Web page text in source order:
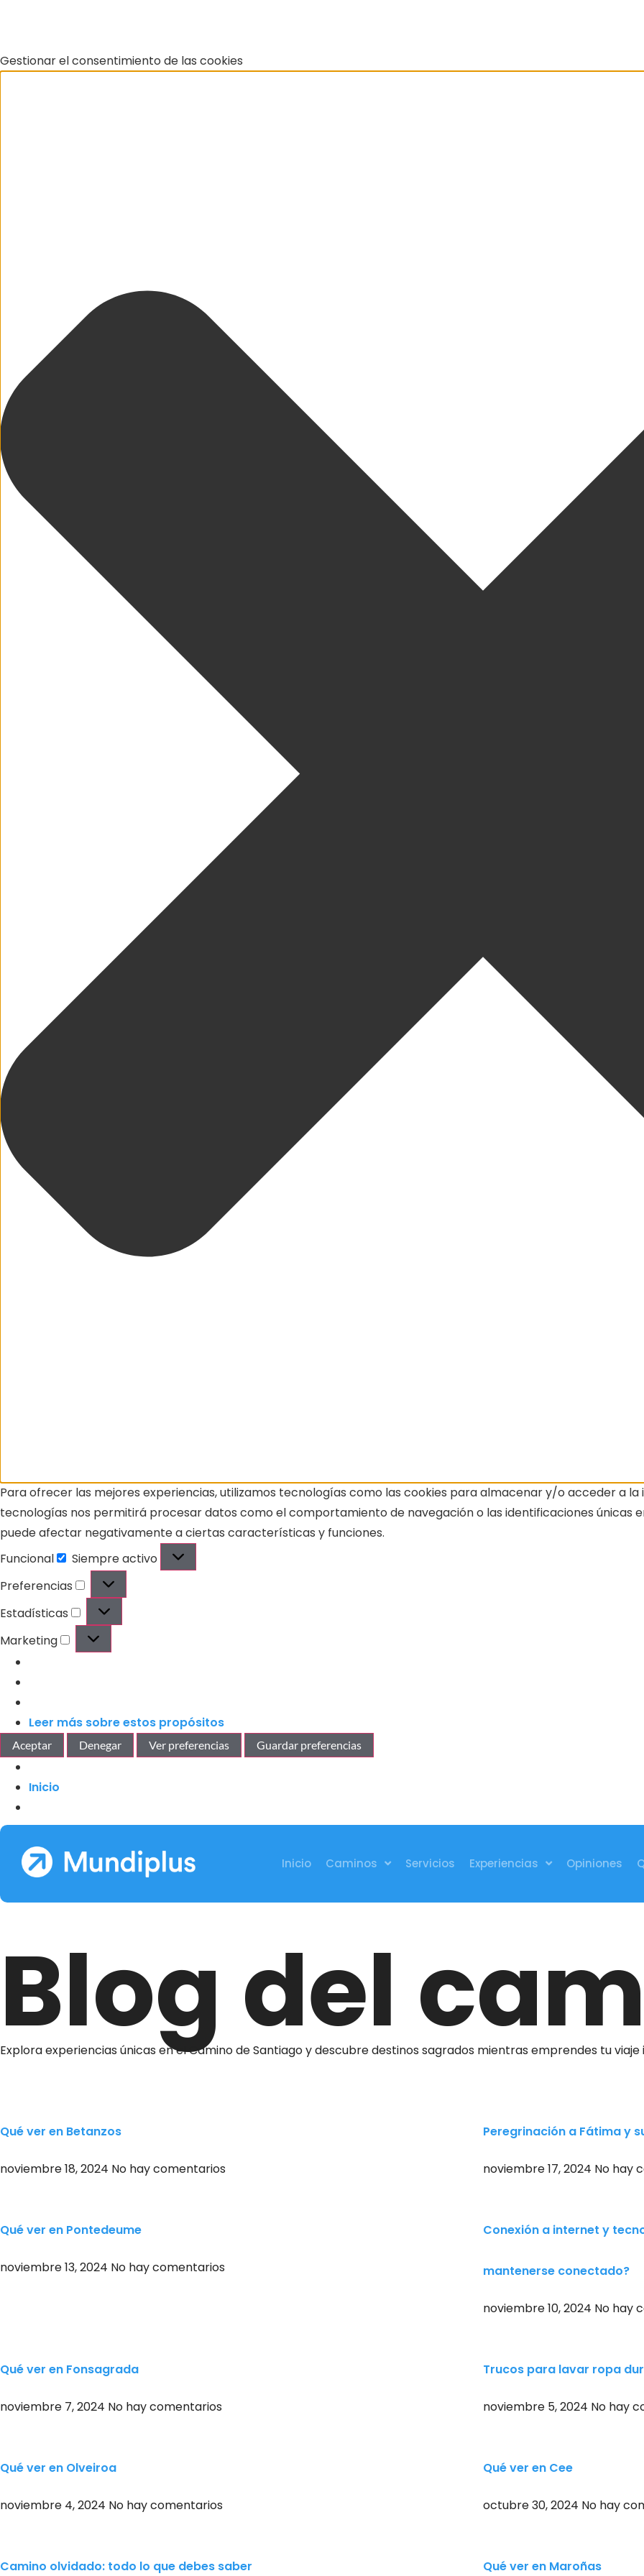
Gestionar el consentimiento de las cookies
Para ofrecer las mejores experiencias, utilizamos tecnologías como las cookies para almacenar y/o acceder a
tecnologías nos permitirá procesar datos como el comportamiento de navegación o las identificaciones únicas
puede afectar negativamente a ciertas características y funciones.
Funcional
Siempre activo
Preferencias
Estadísticas
Marketing
Leer más sobre estos propósitos
Aceptar Denegar Ver preferencias Guardar preferencias
Inicio
Inicio Caminos Servicios Experiencias Opiniones
Blog del
Explora experiencias únicas en el Camino de Santiago y descubre destinos sagrados mientras emprendes tu viaje
Qué ver en Betanzos
noviembre 18, 2024 No hay comentarios
Peregrinación a Fátima y
noviembre 17, 2024 No hay
Qué ver en Pontedeume
noviembre 13, 2024 No hay comentarios
Conexión a internet y
mantenerse conectado?
noviembre 10, 2024 No hay
Qué ver en Fonsagrada
noviembre 7, 2024 No hay comentarios
Trucos para lavar ropa
noviembre 5, 2024 No hay
Qué ver en Olveiroa
noviembre 4, 2024 No hay comentarios
Qué ver en Cee
octubre 30, 2024 No hay
Camino olvidado: todo lo que debes saber Qué ver en Maroñas